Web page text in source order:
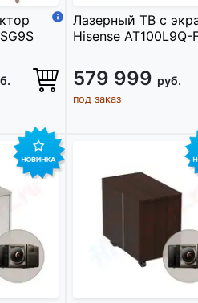
Лазерный ТВ с
Hisense AT100L9Q-
579 999 руб.
под заказ